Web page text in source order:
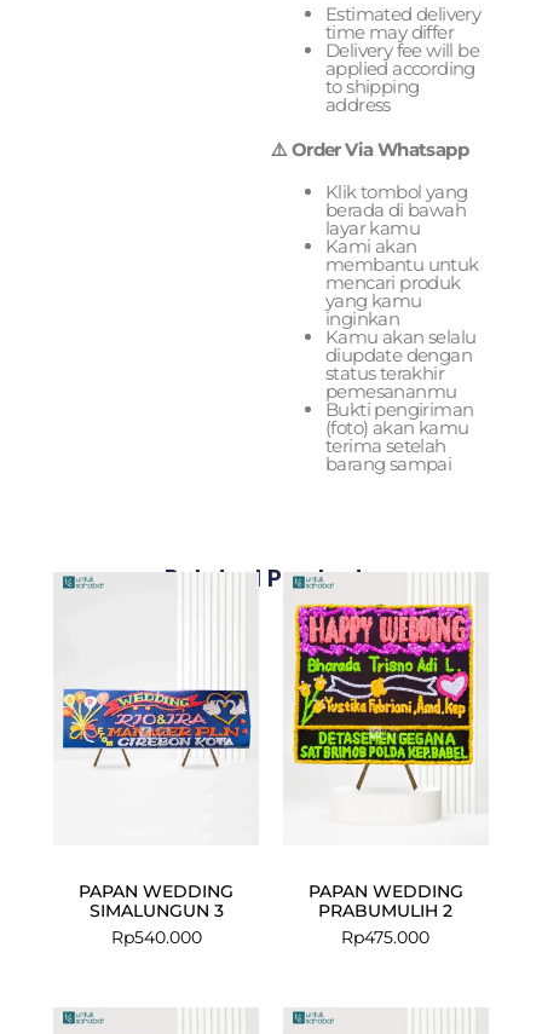
Estimated delivery
time may differ
Delivery fee will be
applied according
to shipping
address
⚠️ Order Via Whatsapp
Klik tombol yang
berada di bawah
layar kamu
Kami akan
membantu untuk
mencari produk
yang kamu
inginkan
Kamu akan selalu
diupdate dengan
status terakhir
pemesananmu
Bukti pengiriman
(foto) akan kamu
terima setelah
barang sampai
Related Products
PAPAN WEDDING
SIMALUNGUN 3
Rp540.000
PAPAN WEDDING
PRABUMULIH 2
Rp475.000